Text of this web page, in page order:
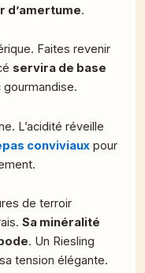
d’amertume.
Faites revenir
servira de base
gourmandise.
L’acidité réveille
conviviaux pour
de terroir
Sa minéralité
. Un Riesling
tension élégante.